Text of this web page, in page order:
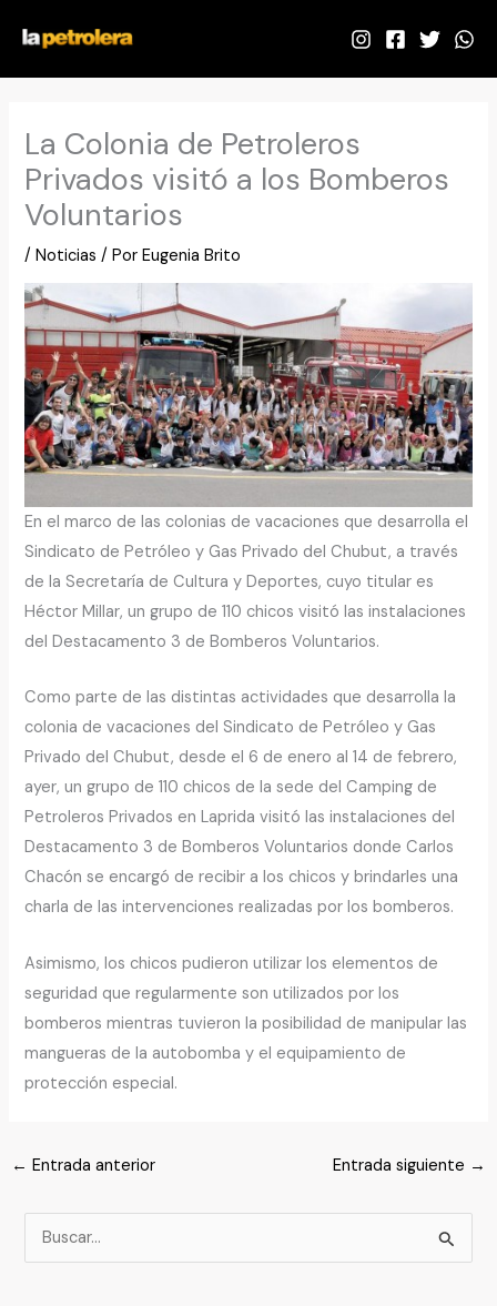
contenido
La Colonia de Petroleros
Privados visitó a los Bomberos
Voluntarios
/Noticias / PorEugenia Brito
En el marco de las colonias de vacaciones que desarrolla el
Sindicato de Petróleo y Gas Privado del Chubut, a través
de la Secretaría de Cultura y Deportes, cuyo titular es
Héctor Millar, un grupo de 110 chicos visitó las instalaciones
del Destacamento 3 de Bomberos Voluntarios.
Como parte de las distintas actividades que desarrolla la
colonia de vacaciones del Sindicato de Petróleo y Gas
Privado del Chubut, desde el 6 de enero al 14 de febrero,
ayer, un grupo de 110 chicos de la sede del Camping de
Petroleros Privados en Laprida visitó las instalaciones del
Destacamento 3 de Bomberos Voluntarios donde Carlos
Chacón se encargó de recibir a los chicos y brindarles una
charla de las intervenciones realizadas por los bomberos.
Asimismo, los chicos pudieron utilizar los elementos de
seguridad que regularmente son utilizados por los
bomberos mientras tuvieron la posibilidad de manipular las
mangueras de la autobomba y el equipamiento de
protección especial.
← Entrada anterior Entrada siguiente →
u